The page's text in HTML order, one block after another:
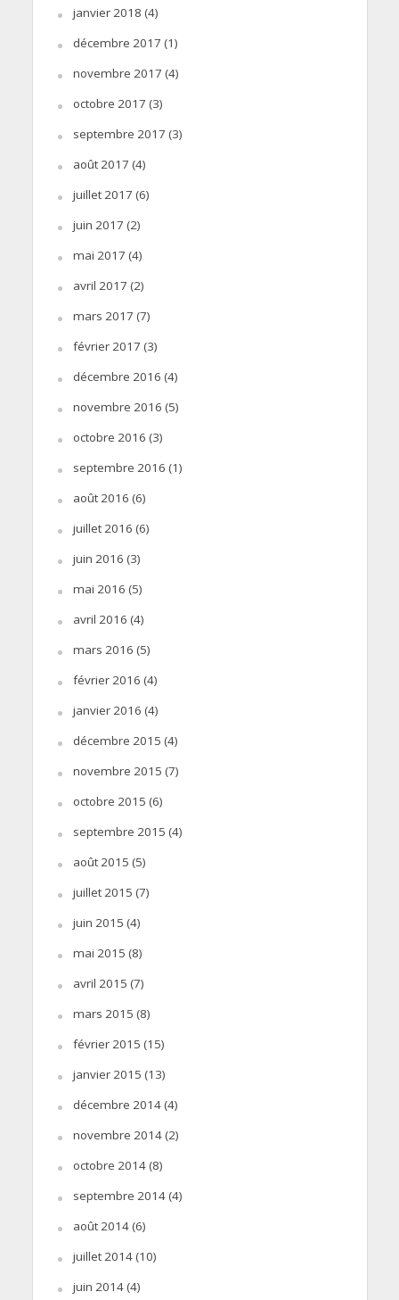
janvier 2018 (4)
décembre 2017 (1)
novembre 2017 (4)
octobre 2017 (3)
septembre 2017 (3)
août 2017 (4)
juillet 2017 (6)
juin 2017 (2)
mai 2017 (4)
avril 2017 (2)
mars 2017 (7)
février 2017 (3)
décembre 2016 (4)
novembre 2016 (5)
octobre 2016 (3)
septembre 2016 (1)
août 2016 (6)
juillet 2016 (6)
juin 2016 (3)
mai 2016 (5)
avril 2016 (4)
mars 2016 (5)
février 2016 (4)
janvier 2016 (4)
décembre 2015 (4)
novembre 2015 (7)
octobre 2015 (6)
septembre 2015 (4)
août 2015 (5)
juillet 2015 (7)
juin 2015 (4)
mai 2015 (8)
avril 2015 (7)
mars 2015 (8)
février 2015 (15)
janvier 2015 (13)
décembre 2014(4)
novembre 2014(2)
octobre 2014(8)
septembre 2014(4)
août 2014(6)
juillet 2014(10)
juin 2014(4)